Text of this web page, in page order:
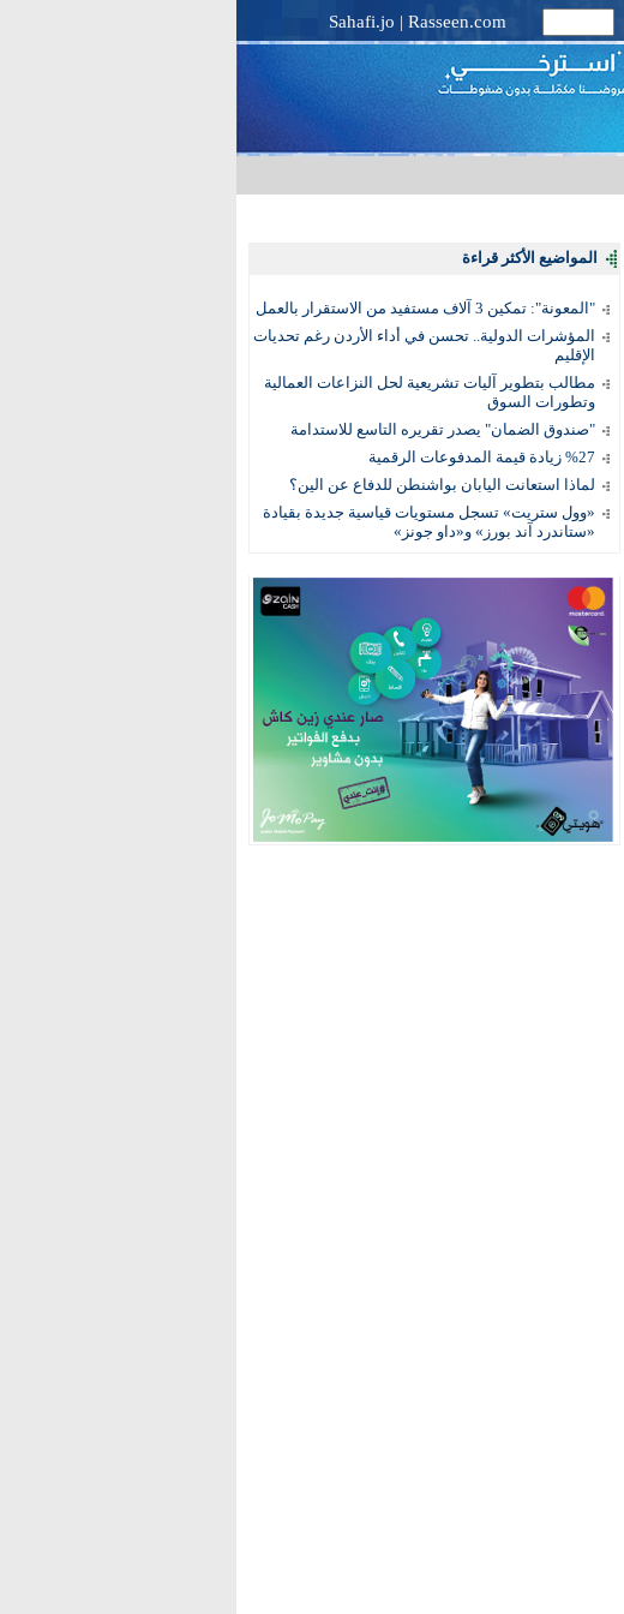
Sahafi.jo | Rasseen.com
المواضيع الأكثر قراءة
"المعونة": تمكين 3 آلاف مستفيد من الاستقرار بالعمل
المؤشرات الدولية.. تحسن في أداء الأردن رغم تحديات
الإقليم
مطالب بتطوير آليات تشريعية لحل النزاعات العمالية
وتطورات السوق
"صندوق الضمان" يصدر تقريره التاسع للاستدامة
%27 زيادة قيمة المدفوعات الرقمية
لماذا استعانت اليابان بواشنطن للدفاع عن الين؟
«وول ستريت» تسجل مستويات قياسية جديدة بقيادة
«ستاندرد آند بورز» و«داو جونز»